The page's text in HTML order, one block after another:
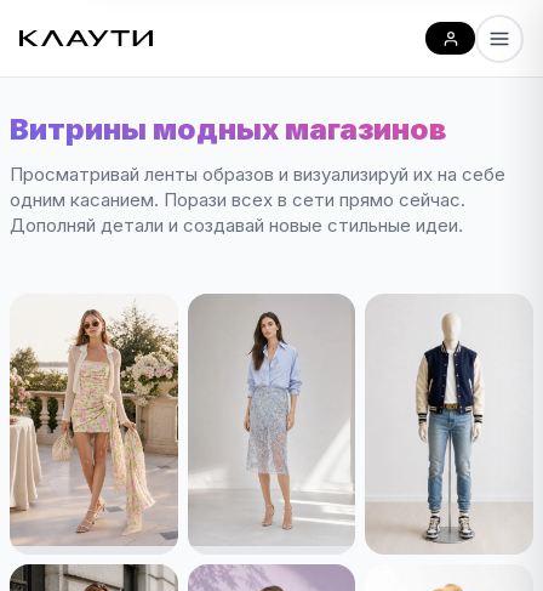
Витрины модных магазинов
Просматривай ленты образов и визуализируй их на себе
одним касанием. Порази всех в сети прямо сейчас.
Дополняй детали и создавай новые стильные идеи.